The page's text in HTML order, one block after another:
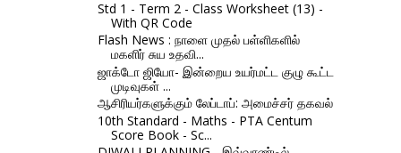
Std 1 - Term 2 - Class Worksheet (13) -
With QR Code
Flash News : நாளை முதல் பள்ளிகளில்
மகளிர் சுய உதவி...
ஜாக்டோ ஜியோ- இன்றைய உயர்மட்ட குழு கூட்ட
முடிவுகள் ...
ஆசிரியர்களுக்கும் லேப்டாப்: அமைச்சர் தகவல்
10th Standard - Maths - PTA Centum
Score Book - Sc...